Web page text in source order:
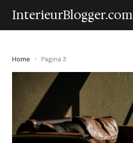
InterieurBlogger.com
Home › Pagina 3